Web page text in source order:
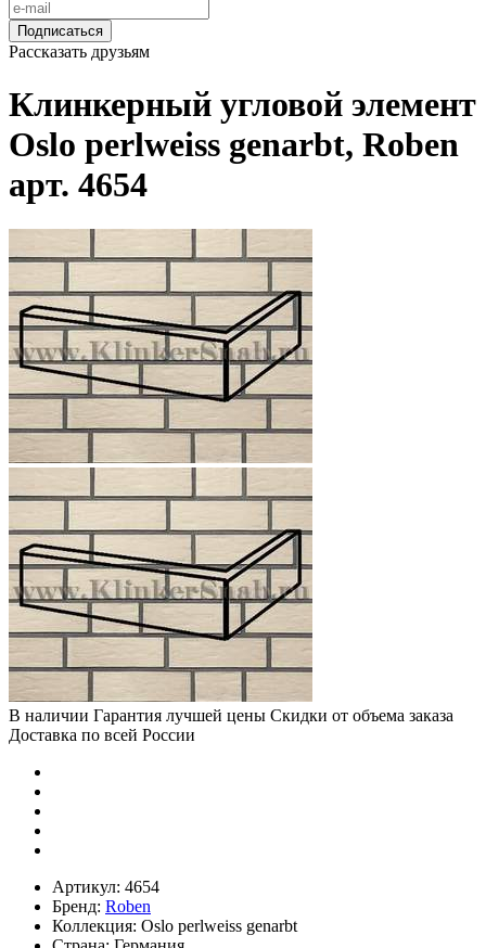
Подписаться
Рассказать друзьям
Клинкерный угловой элемент
Oslo perlweiss genarbt, Roben
арт. 4654
В наличии Гарантия лучшей цены Скидки от объема заказа
Доставка по всей России
Артикул: 4654
Бренд: Roben
Коллекция: Oslo perlweiss genarbt